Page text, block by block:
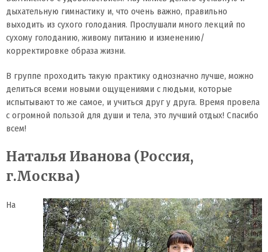
дыхательную гимнастику и, что очень важно, правильно
выходить из сухого голодания. Прослушали много лекций по
сухому голоданию, живому питанию и изменению/
корректировке образа жизни.
В группе проходить такую практику однозначно лучше, можно
делиться всеми новыми ощущениями с людьми, которые
испытывают то же самое, и учиться друг у друга. Время провела
с огромной пользой для души и тела, это лучший отдых! Спасибо
всем!
Наталья Иванова (Россия,
г.Москва)
На